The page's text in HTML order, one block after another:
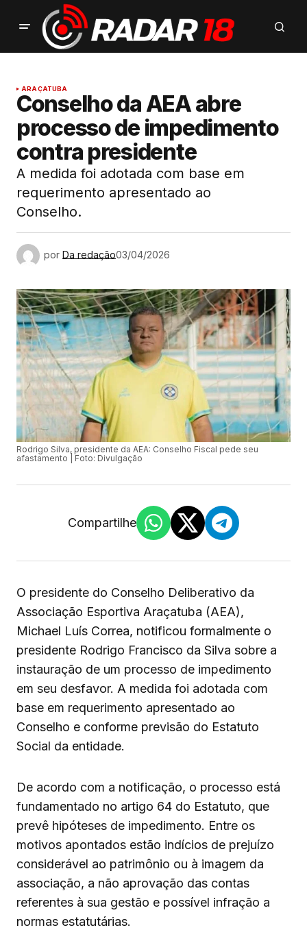
ARAÇATUBA
Conselho da AEA abre
processo de impedimento
contra presidente
A medida foi adotada com base em
requerimento apresentado ao
Conselho.
por Da redação03/04/2026
Rodrigo Silva, presidente da AEA: Conselho Fiscal pede seu
afastamento | Foto: Divulgação
Compartilhe
O presidente do Conselho Deliberativo da
Associação Esportiva Araçatuba (AEA),
Michael Luís Correa, notificou formalmente o
presidente Rodrigo Francisco da Silva sobre a
instauração de um processo de impedimento
em seu desfavor. A medida foi adotada com
base em requerimento apresentado ao
Conselho e conforme previsão do Estatuto
Social da entidade.
De acordo com a notificação, o processo está
fundamentado no artigo 64 do Estatuto, que
prevê hipóteses de impedimento. Entre os
motivos apontados estão indícios de prejuízo
considerável ao patrimônio ou à imagem da
associação, a não aprovação das contas
referentes à sua gestão e possível infração a
normas estatutárias.